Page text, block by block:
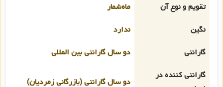
تقویم و نوع آن
ماه‌شمار
نگین
ندارد
گارانتی
دو سال گارانتی بین المللی
گارانتی کننده در
دو سال گارانتی (بازرگانی زمردیان)